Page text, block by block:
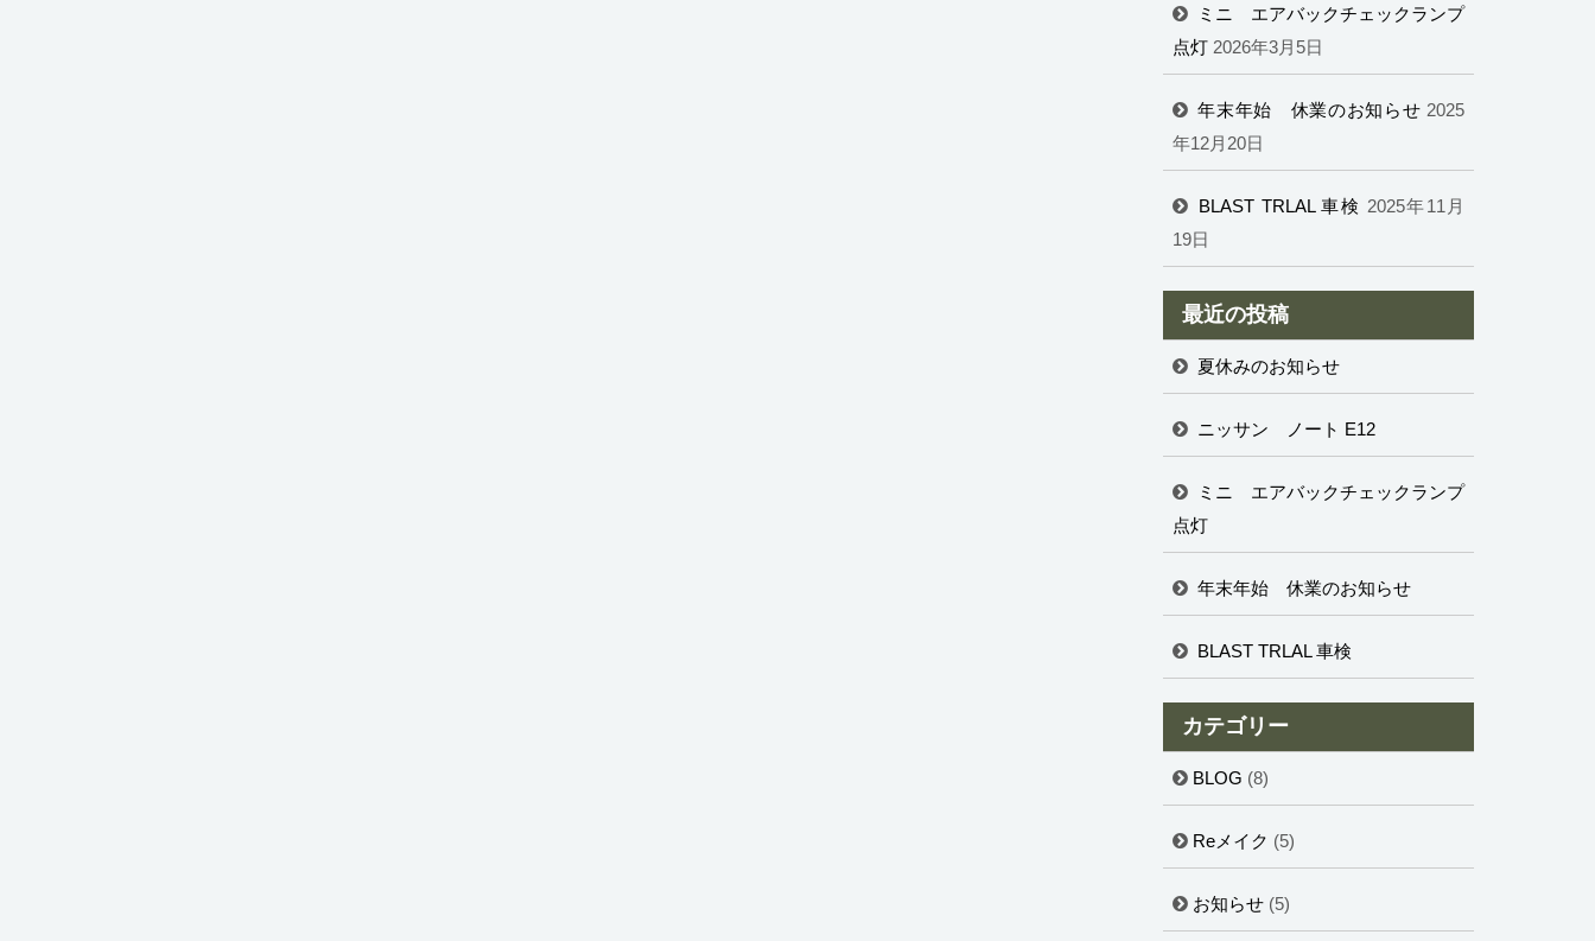
ミニ エアバックチェックランプ
点灯 2026年3月5日
年末年始 休業のお知らせ 2025
年12月20日
BLAST TRLAL 車検 2025年11月
19日
最近の投稿
夏休みのお知らせ
ニッサン ノート E12
ミニ エアバックチェックランプ
点灯
年末年始 休業のお知らせ
BLAST TRLAL 車検
カテゴリー
BLOG (8)
Reメイク (5)
お知らせ(5)